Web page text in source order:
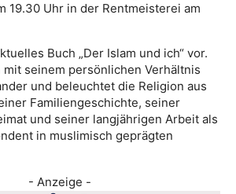
19.30 Uhr in der Rentmeisterei am
Buch „Der Islam und ich“ vor.
seinem persönlichen Verhältnis
und beleuchtet die Religion aus
Familiengeschichte, seiner
und seiner langjährigen Arbeit als
in muslimisch geprägten
- Anzeige -